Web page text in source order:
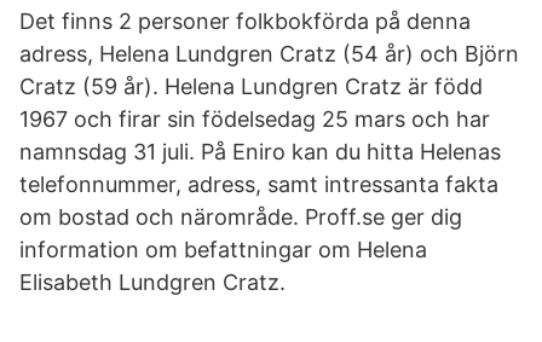
Det finns 2 personer folkbokförda på denna
adress, Helena Lundgren Cratz (54 år) och Björn
Cratz (59 år). Helena Lundgren Cratz är född
1967 och firar sin födelsedag 25 mars och har
namnsdag 31 juli. På Eniro kan du hitta Helenas
telefonnummer, adress, samt intressanta fakta
om bostad och närområde. Proff.se ger dig
information om befattningar om Helena
Elisabeth Lundgren Cratz.